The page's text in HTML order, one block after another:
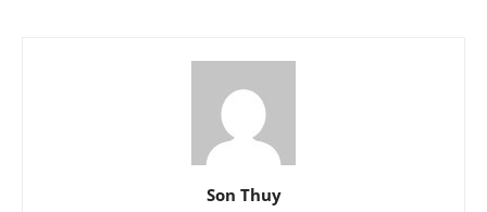
Son Thuy